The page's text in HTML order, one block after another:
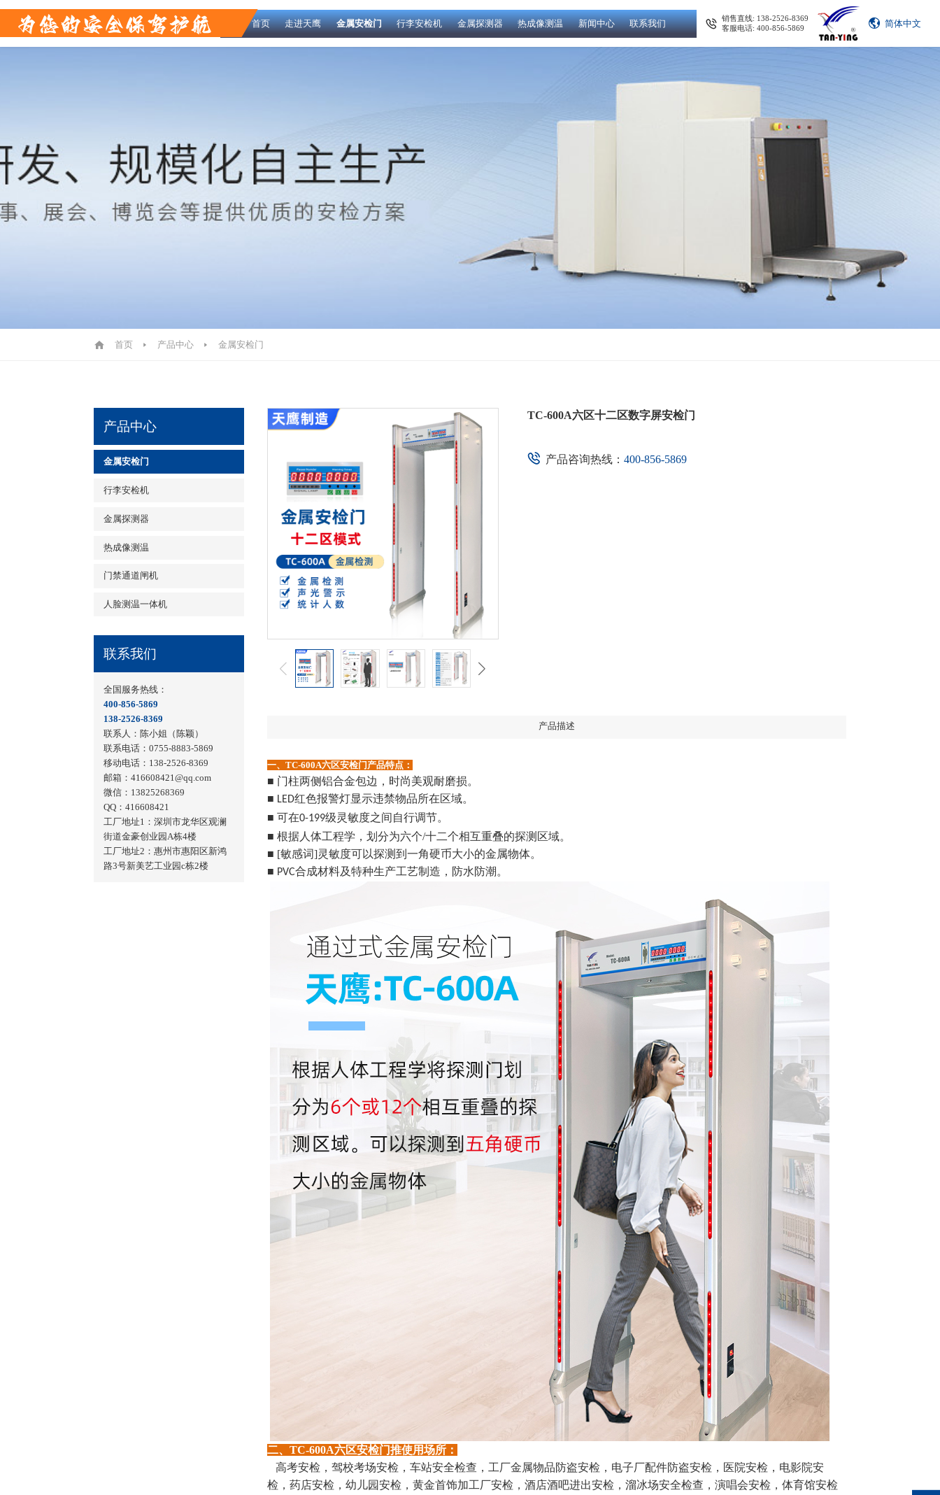
首页 走进天鹰 金属安检门 行李安检机 金属探测器 热成像测温 新闻中心 联系我们
销售直线: 138-2526-8369
客服电话: 400-856-5869
简体中文
首页 产品中心 金属安检门
TC-600A六区十二区数字屏安检门
产品咨询热线： 400-856-5869
产品描述
一、TC-600A六区安检门产品特点：
■ 门柱两侧铝合金包边，时尚美观耐磨损。
■ LED红色报警灯显示违禁物品所在区域。
■ 可在0-199级灵敏度之间自行调节。
■ 根据人体工程学，划分为六个/十二个相互重叠的探测区域。
■ [敏感词]灵敏度可以探测到一角硬币大小的金属物体。
■ PVC合成材料及特种生产工艺制造，防水防潮。
二、TC-600A六区安检门推使用场所：
高考安检，驾校考场安检，车站安全检查，工厂金属物品防盗安检，电子厂配件防盗安检，医院安检，电影院安
检，药店安检，幼儿园安检，黄金首饰加工厂安检，酒店酒吧进出安检，溜冰场安全检查，演唱会安检，体育馆安检
产品中心
金属安检门
行李安检机
金属探测器
热成像测温
门禁通道闸机
人脸测温一体机
联系我们
全国服务热线：
400-856-5869
138-2526-8369
联系人：陈小姐（陈颖）
联系电话：0755-8883-5869
移动电话：138-2526-8369
邮箱：416608421@qq.com
微信：13825268369
QQ：416608421
工厂地址1： 深圳市龙华区观澜
街道金豪创业园A栋4楼
工厂地址2： 惠州市惠阳区新鸿
路3号新美艺工业园c栋2楼